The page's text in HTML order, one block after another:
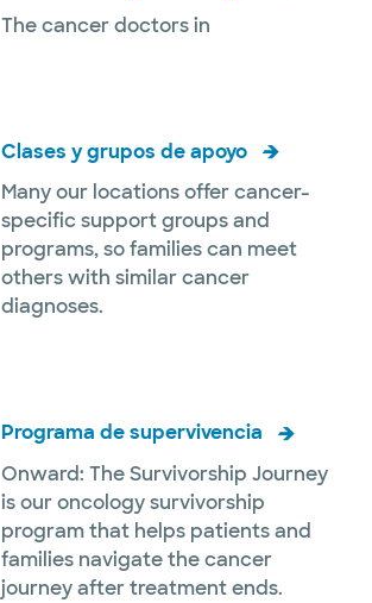
The cancer doctors in
Clases y grupos de apoyo
Many our locations offer cancer-
specific support groups and
programs, so families can meet
others with similar cancer
diagnoses.
Programa de supervivencia
Onward: The Survivorship Journey
is our oncology survivorship
program that helps patients and
families navigate the cancer
journey after treatment ends.